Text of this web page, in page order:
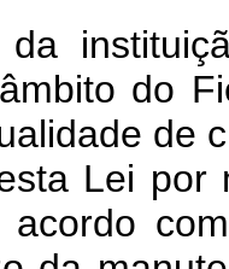
do
de
Lei por
acordo